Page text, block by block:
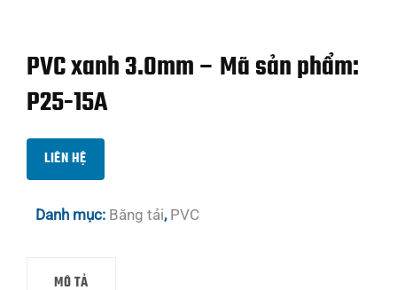
PVC xanh 3.0mm – Mã sản phẩm:
P25-15A
LIÊN HỆ
Danh mục: Băng tải, PVC
MÔ TẢ